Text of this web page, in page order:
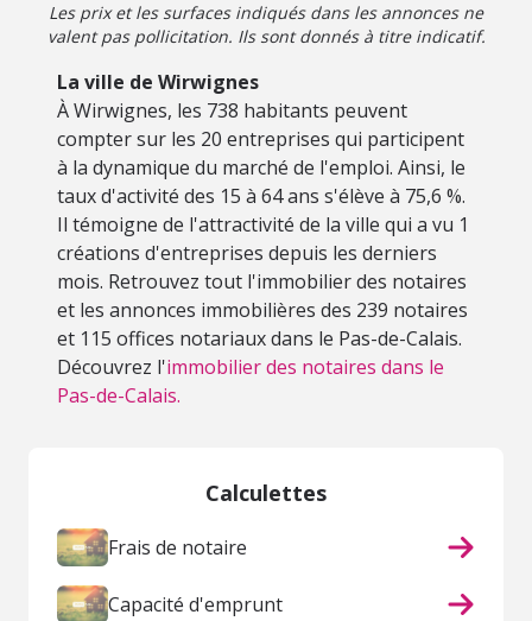
Les prix et les surfaces indiqués dans les annonces ne
valent pas pollicitation. Ils sont donnés à titre indicatif.
La ville de Wirwignes
À Wirwignes, les 738 habitants peuvent
compter sur les 20 entreprises qui participent
à la dynamique du marché de l'emploi. Ainsi, le
taux d'activité des 15 à 64 ans s'élève à 75,6 %.
Il témoigne de l'attractivité de la ville qui a vu 1
créations d'entreprises depuis les derniers
mois. Retrouvez tout l'immobilier des notaires
et les annonces immobilières des 239 notaires
et 115 offices notariaux dans le Pas-de-Calais.
Découvrez l'immobilier des notaires dans le
Pas-de-Calais.
Calculettes
Frais de notaire
Capacité d'emprunt